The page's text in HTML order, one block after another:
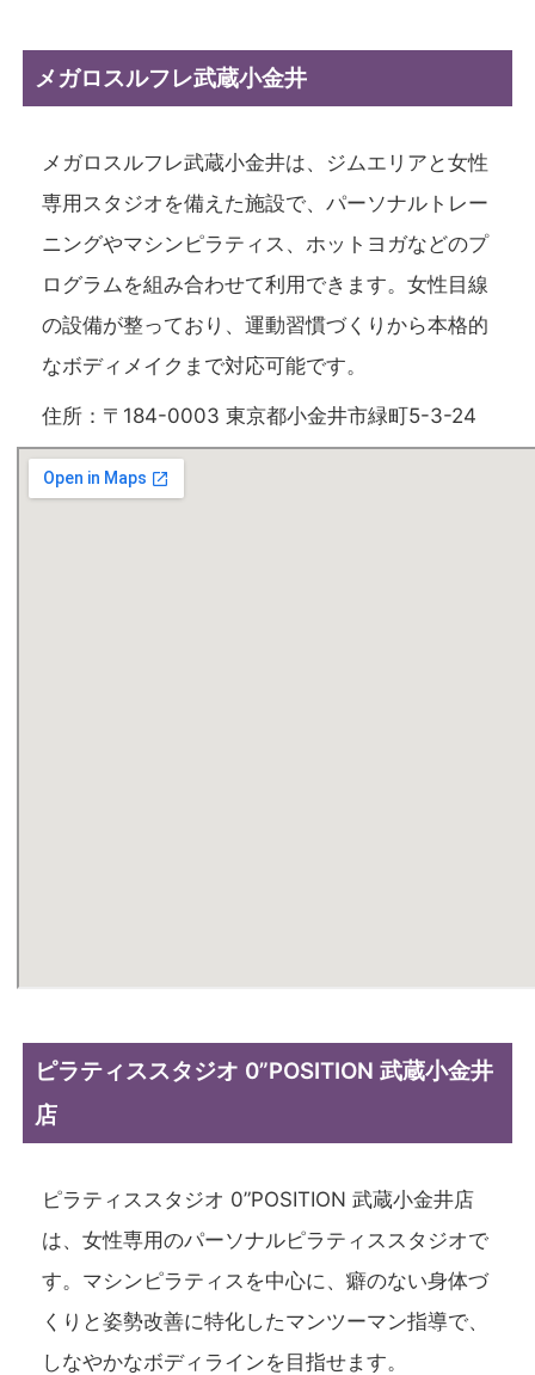
メガロスルフレ武蔵小金井
メガロスルフレ武蔵小金井は、ジムエリアと女性
専用スタジオを備えた施設で、パーソナルトレー
ニングやマシンピラティス、ホットヨガなどのプ
ログラムを組み合わせて利用できます。女性目線
の設備が整っており、運動習慣づくりから本格的
なボディメイクまで対応可能です。
住所：〒184-0003 東京都小金井市緑町5-3-24
ピラティススタジオ 0”POSITION 武蔵小金井
店
ピラティススタジオ 0”POSITION 武蔵小金井店
は、女性専用のパーソナルピラティススタジオで
す。マシンピラティスを中心に、癖のない身体づ
くりと姿勢改善に特化したマンツーマン指導で、
しなやかなボディラインを目指せます。